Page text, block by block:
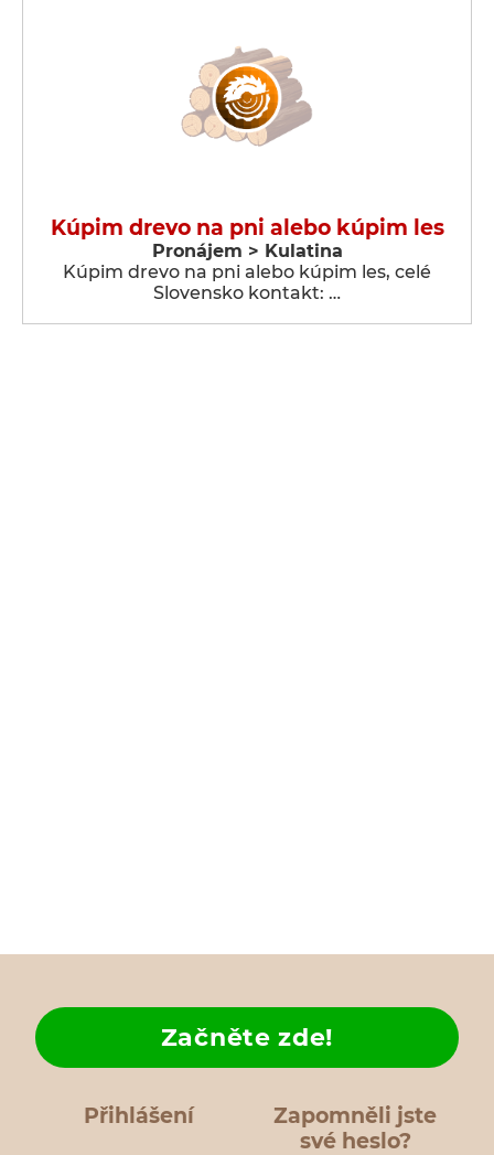
Kúpim drevo na pni alebo kúpim les
Pronájem > Kulatina
Kúpim drevo na pni alebo kúpim les, celé
Slovensko kontakt: …
Přihlášení
Zapomněli jste
své heslo?
Začněte zde!